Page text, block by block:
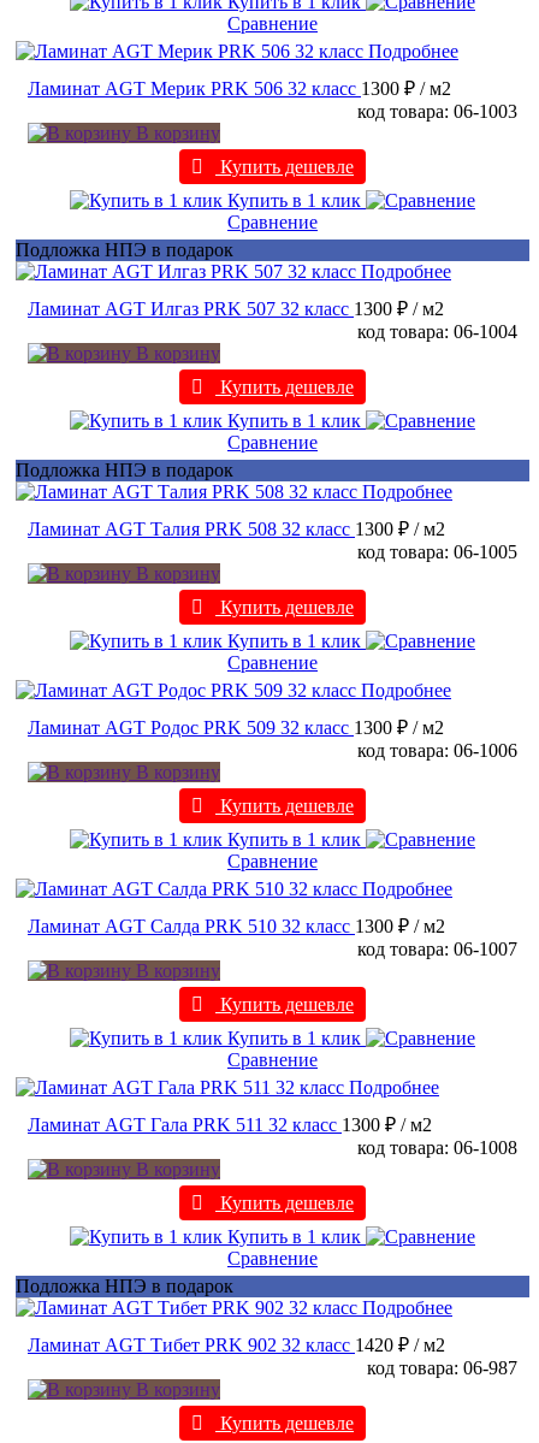
Сравнение
Подробнее
Ламинат AGT Мерик PRK 506 32 класс 1300 ₽ / м2
код товара: 06-1003
В корзину
Купить дешевле
Купить в 1 клик
Сравнение
Подложка НПЭ в подарок
Подробнее
Ламинат AGT Илгаз PRK 507 32 класс 1300 ₽ / м2
код товара: 06-1004
В корзину
Купить дешевле
Купить в 1 клик
Сравнение
Подложка НПЭ в подарок
Подробнее
Ламинат AGT Талия PRK 508 32 класс 1300 ₽ / м2
код товара: 06-1005
В корзину
Купить дешевле
Купить в 1 клик
Сравнение
Подробнее
Ламинат AGT Родос PRK 509 32 класс 1300 ₽ / м2
код товара: 06-1006
В корзину
Купить дешевле
Купить в 1 клик
Сравнение
Подробнее
Ламинат AGT Салда PRK 510 32 класс 1300 ₽ / м2
код товара: 06-1007
В корзину
Купить дешевле
Купить в 1 клик
Сравнение
Подробнее
Ламинат AGT Гала PRK 511 32 класс 1300 ₽ / м2
код товара: 06-1008
В корзину
Купить дешевле
Купить в 1 клик
Сравнение
Подложка НПЭ в подарок
Подробнее
Ламинат AGT Тибет PRK 902 32 класс 1420 ₽ / м2
код товара: 06-987
В корзину
Купить дешевле